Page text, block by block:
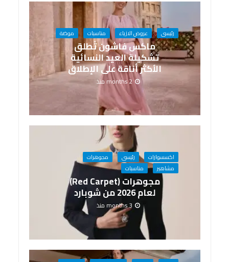
رئيسى عروض الازياء مناسبات موضة
ماكس فاشون تُطلق
تشكيلة العيد النسائية
الأكثر أناقة على الإطلاق
2 months منذ
اكسسوارات رئيسى
مجوهرات
مشاهير
مناسبات
مجوهرات (Red Carpet)
لعام 2026 من شوبارد
3 months منذ